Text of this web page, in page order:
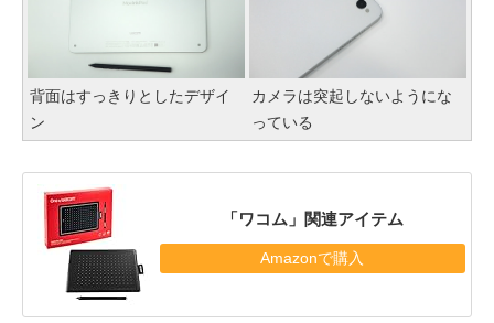
背面はすっきりとしたデザイ
ン
カメラは突起しないようにな
っている
「ワコム」関連アイテム
Amazonで購入